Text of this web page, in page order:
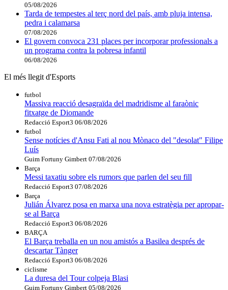
05/08/2026
Tarda de tempestes al terç nord del país, amb pluja intensa,
pedra i calamarsa
07/08/2026
El govern convoca 231 places per incorporar professionals a
un programa contra la pobresa infantil
06/08/2026
El més llegit d'Esports
futbol
Massiva reacció desagraïda del madridisme al faraònic
fitxatge de Diomande
Redacció Esport3 06/08/2026
futbol
Sense notícies d'Ansu Fati al nou Mònaco del "desolat" Filipe
Luís
Guim Fortuny Gimbert 07/08/2026
Barça
Messi taxatiu sobre els rumors que parlen del seu fill
Redacció Esport3 07/08/2026
Barça
Julián Álvarez posa en marxa una nova estratègia per apropar-
se al Barça
Redacció Esport3 06/08/2026
BARÇA
El Barça treballa en un nou amistós a Basilea després de
descartar Tànger
Redacció Esport3 06/08/2026
ciclisme
La duresa del Tour colpeja Blasi
Guim Fortuny Gimbert 05/08/2026